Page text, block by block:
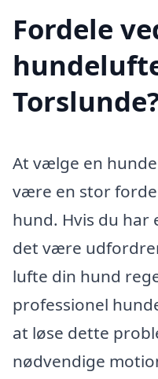
Fordele
At vælge en
være en stor
hund. Hvis du har
det være
lufte din hund
professionel
at løse dette
nødvendige